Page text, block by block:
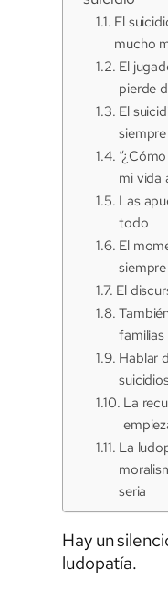
El
mucho
El
pierde
El
mi vida
Las
todo
El
El
familias
Hablar
La
La
seria
Hay un
ludopatía.